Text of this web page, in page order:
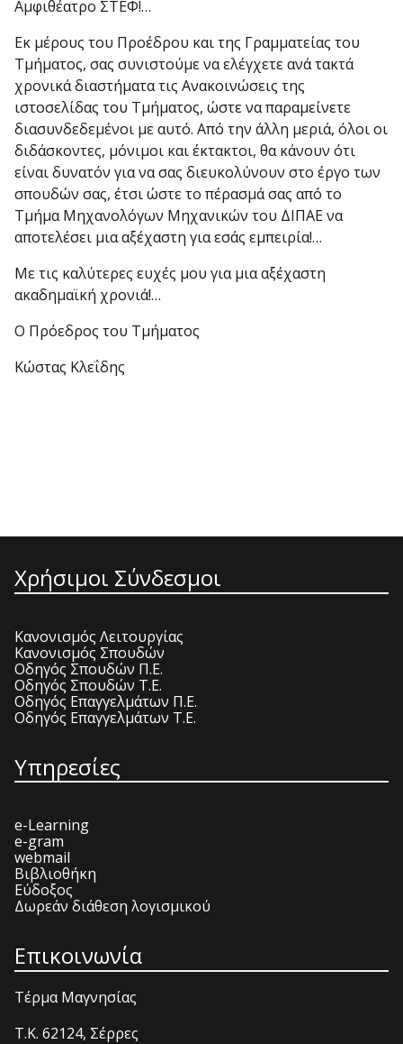
Αμφιθέατρο ΣΤΕΦ!…
Εκ μέρους του Προέδρου και της Γραμματείας του
Τμήματος, σας συνιστούμε να ελέγχετε ανά τακτά
χρονικά διαστήματα τις Ανακοινώσεις της
ιστοσελίδας του Τμήματος, ώστε να παραμείνετε
διασυνδεδεμένοι με αυτό. Από την άλλη μεριά, όλοι οι
διδάσκοντες, μόνιμοι και έκτακτοι, θα κάνουν ότι
είναι δυνατόν για να σας διευκολύνουν στο έργο των
σπουδών σας, έτσι ώστε το πέρασμά σας από το
Τμήμα Μηχανολόγων Μηχανικών του ΔΙΠΑΕ να
αποτελέσει μια αξέχαστη για εσάς εμπειρία!…
Με τις καλύτερες ευχές μου για μια αξέχαστη
ακαδημαϊκή χρονιά!…
Ο Πρόεδρος του Τμήματος
Κώστας Κλεΐδης
Χρήσιμοι Σύνδεσμοι
Κανονισμός Λειτουργίας
Κανονισμός Σπουδών
Οδηγός Σπουδών Π.Ε.
Οδηγός Σπουδών Τ.Ε.
Οδηγός Επαγγελμάτων Π.Ε.
Οδηγός Επαγγελμάτων Τ.Ε.
Υπηρεσίες
e-Learning
e-gram
webmail
Βιβλιοθήκη
Εύδοξος
Δωρεάν διάθεση λογισμικού
Επικοινωνία
Τέρμα Μαγνησίας
T.K. 62124, Σέρρες